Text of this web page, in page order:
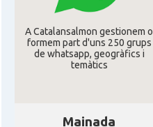
A Catalansalmon gestionem o
formem part d'uns 250 grups
de whatsapp, geogràfics i
temàtics
Mainada